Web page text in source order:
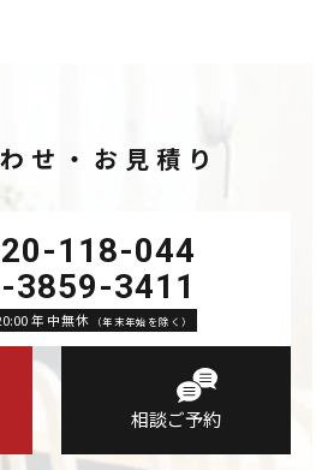
せ・お見積り
118-044
3859-3411
年中無休 （年末年始を除く）
相談ご予約